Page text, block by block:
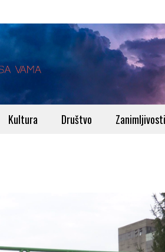
Kultura Društvo Zanimljivosti